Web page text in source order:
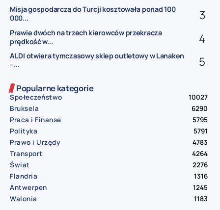
Misja gospodarcza do Turcji kosztowała ponad 100
000...
Prawie dwóch na trzech kierowców przekracza
prędkość w...
ALDI otwiera tymczasowy sklep outletowy w Lanaken
–...
Popularne kategorie
Społeczeństwo
10027
Bruksela
6290
Praca i Finanse
5795
Polityka
5791
Prawo i Urzędy
4783
Transport
4264
Świat
2276
Flandria
1316
Antwerpen
1245
Walonia
1183